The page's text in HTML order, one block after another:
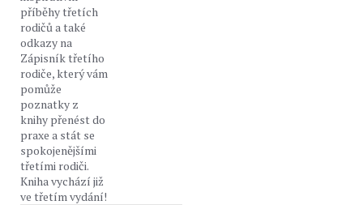
příběhy třetích
rodičů a také
odkazy na
Zápisník třetího
rodiče, který vám
pomůže
poznatky z
knihy přenést do
praxe a stát se
spokojenějšími
třetími rodiči.
Kniha vychází již
ve třetím vydání!